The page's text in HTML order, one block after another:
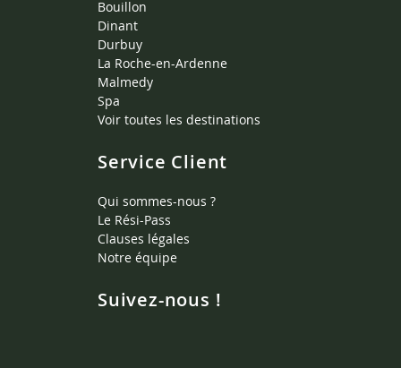
Bouillon
Dinant
Durbuy
La Roche-en-Ardenne
Malmedy
Spa
Voir toutes les destinations
Service Client
Qui sommes-nous ?
Le Rési-Pass
Clauses légales
Notre équipe
Suivez-nous !